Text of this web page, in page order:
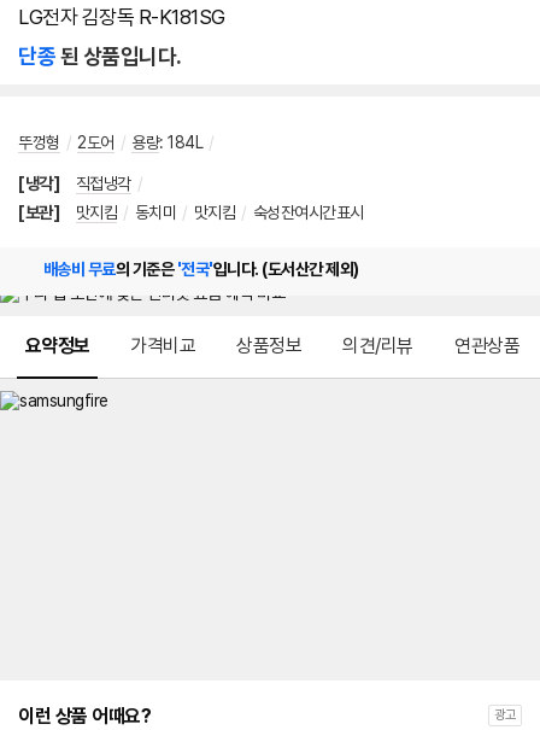
LG전자 김장독 R-K181SG
단종된 상품입니다.
뚜껑형 / 2도어 / 용량: 184L /
[냉각] 직접냉각 /
[보관]
맛지킴 / 동치미 / 맛지킴 / 숙성잔여시간표시
배송비 무료의 기준은'전국'입니다. (도서산간 제외)
요약정보 가격비교 상품정보 의견/리뷰 연관상품
이런 상품 어때요? 광고